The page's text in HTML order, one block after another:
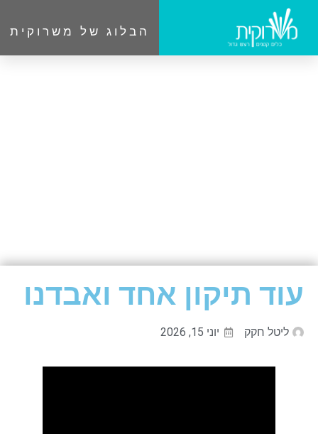
הבלוג של משרוקית
עוד תיקון אחד ואבדנו
ליטל חקק יוני 15, 2026